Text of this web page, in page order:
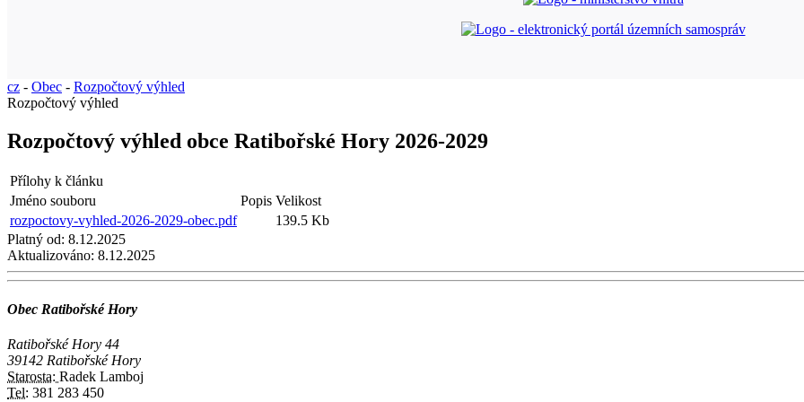
cz - Obec - Rozpočtový výhled
Rozpočtový výhled
Rozpočtový výhled obce Ratibořské Hory 2026-2029
Přílohy k článku
Jméno souboru
Popis Velikost
rozpoctovy-vyhled-2026-2029-obec.pdf
139.5 Kb
Platný od: 8.12.2025
Aktualizováno: 8.12.2025
Obec Ratibořské Hory
Ratibořské Hory 44
39142 Ratibořské Hory
Starosta: Radek Lamboj
Tel: 381 283 450